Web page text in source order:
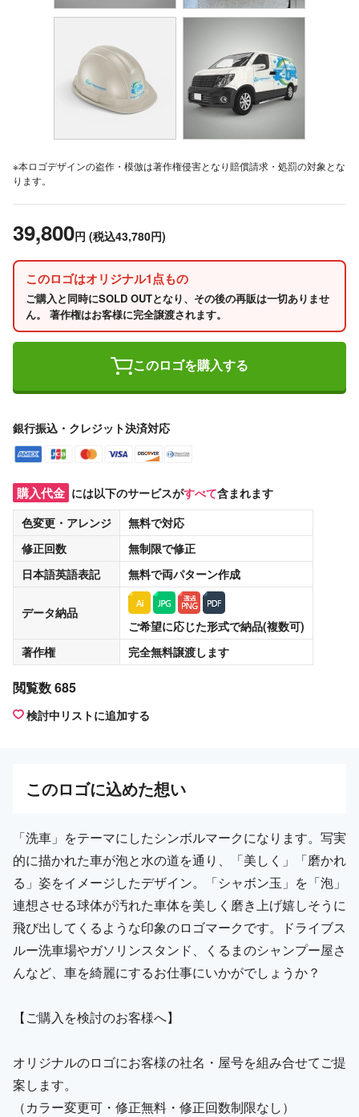
※本ロゴデザインの盗作・模倣は著作権侵害となり賠償請求・処罰の対象とな
ります。
39,800円 (税込43,780円)
このロゴはオリジナル1点もの
ご購入と同時にSOLD OUTとなり、その後の再販は一切ありませ
ん。 著作権はお客様に完全譲渡されます。
このロゴを購入する
銀行振込・クレジット決済対応
購入代金 には以下のサービスがすべて含まれます
色変更・アレンジ
無料で対応
修正回数
無制限で修正
日本語英語表記
無料で両パターン作成
データ納品
ご希望に応じた形式で納品(複数可)
著作権
完全無料譲渡します
閲覧数 685
検討中リストに追加する
このロゴに込めた想い
「洗車」をテーマにしたシンボルマークになります。写実
的に描かれた車が泡と水の道を通り、「美しく」「磨かれ
る」姿をイメージしたデザイン。「シャボン玉」を「泡」
連想させる球体が汚れた車体を美しく磨き上げ嬉しそうに
飛び出してくるような印象のロゴマークです。ドライブス
ルー洗車場やガソリンスタンド、くるまのシャンプー屋さ
んなど、車を綺麗にするお仕事にいかがでしょうか？
【ご購入を検討のお客様へ】
オリジナルのロゴにお客様の社名・屋号を組み合せてご提
案します。
（カラー変更可・修正無料・修正回数制限なし）